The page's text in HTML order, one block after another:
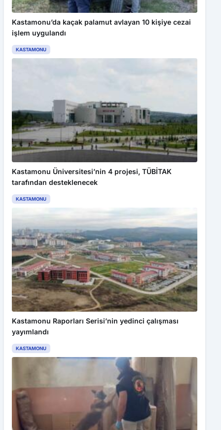
Kastamonu’da kaçak palamut avlayan 10 kişiye cezai
işlem uygulandı
KASTAMONU
Kastamonu Üniversitesi’nin 4 projesi, TÜBİTAK
tarafından desteklenecek
KASTAMONU
Kastamonu Raporları Serisi’nin yedinci çalışması
yayımlandı
KASTAMONU